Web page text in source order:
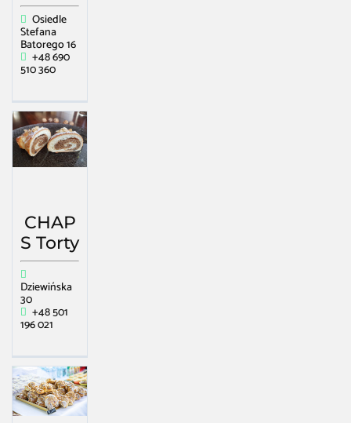
Osiedle
Stefana
Batorego 16
+48 690
510 360
CHAP
S Torty
Dziewińska
30
+48 501
196 021